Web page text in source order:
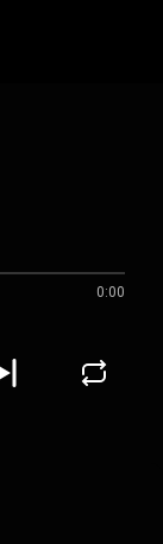
0:00